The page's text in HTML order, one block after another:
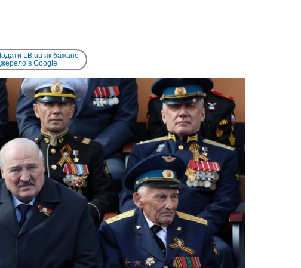
LB.ua як бажане
в Google